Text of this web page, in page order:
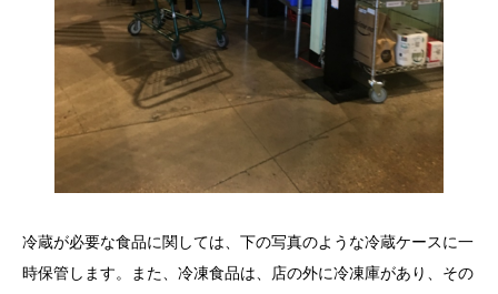
冷蔵が必要な食品に関しては、下の写真のような冷蔵ケースに一
時保管します。また、冷凍食品は、店の外に冷凍庫があり、その